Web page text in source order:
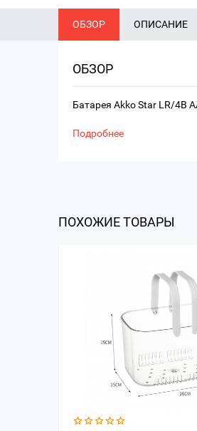
ОБЗОР ОПИСАНИЕ
ОБЗОР
Батарея Akko Star LR/4B
Подробнее
ПОХОЖИЕ ТОВАРЫ